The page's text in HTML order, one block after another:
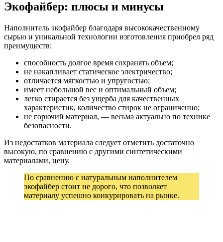
Экофайбер: плюсы и минусы
Наполнитель экофайбер благодаря высококачественному
сырью и уникальной технологии изготовления приобрел ряд
преимуществ:
способность долгое время сохранять объем;
не накапливает статическое электричество;
отличается мягкостью и упругостью;
имеет небольшой вес и оптимальный объем;
легко стирается без ущерба для качественных
характеристик, количество стирок не ограниченно;
не горючий материал, — весьма актуально по технике
безопасности.
Из недостатков материала следует отметить достаточно
высокую, по сравнению с другими синтетическими
материалами, цену.
По сравнению с натуральным наполнителем
экофайбер стоит не дорого, что позволяет
материалу успешно конкурировать на рынке.